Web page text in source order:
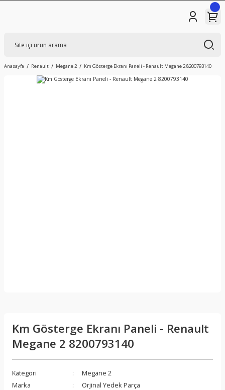
Anasayfa Renault Megane 2 Km Gösterge Ekranı Paneli - Renault Megane 2 8200793140
Km Gösterge Ekranı Paneli - Renault
Megane 2 8200793140
Kategori
Megane 2
Marka
Orjinal Yedek Parça